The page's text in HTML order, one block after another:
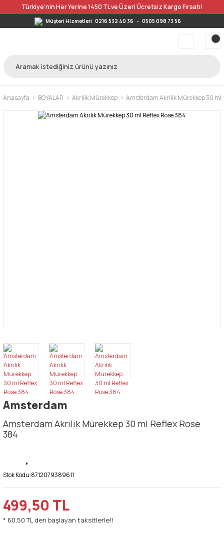
Türkiye’nin Her Yerine 1450 TL ve Üzeri Ücretsiz Kargo Fırsatı!
Müşteri Hizmetleri 0216 532 40 36 - 0505 098 73 56
Anasayfa BOYALAR Akrilik Mürekkep Amsterdam Akrilik Mürekkep 30 ml
Amsterdam
Amsterdam Akrilik Mürekkep 30 ml Reflex Rose
384
Stok Kodu:8712079389611
499,50 TL
* 60,50 TL den başlayan taksitlerle!!